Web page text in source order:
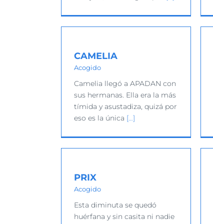
CAMELIA
Acogido
Camelia llegó a APADAN con
sus hermanas. Ella era la más
tímida y asustadiza, quizá por
eso es la única […]
DORA
PRIX
Acogido
Esta diminuta se quedó
huérfana y sin casita ni nadie
FILA